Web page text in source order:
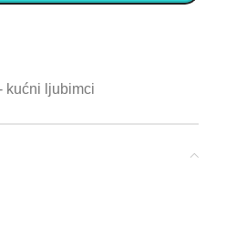
kućni ljubimci